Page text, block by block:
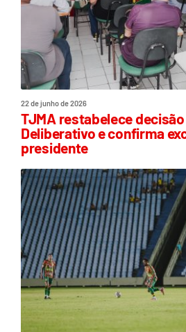
22 de junho de 2026
TJMA restabelece
Deliberativo e confirma
presidente